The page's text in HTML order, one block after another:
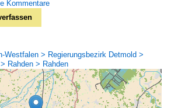
Kommentare
Westfalen > Regierungsbezirk Detmold >
Rahden > Rahden